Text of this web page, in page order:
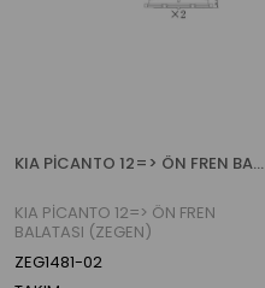
KIA PİCANTO 12=> ÖN FREN BALATASI (ZEGEN)
KIA PİCANTO 12=> ÖN FREN
BALATASI (ZEGEN)
ZEG1481-02